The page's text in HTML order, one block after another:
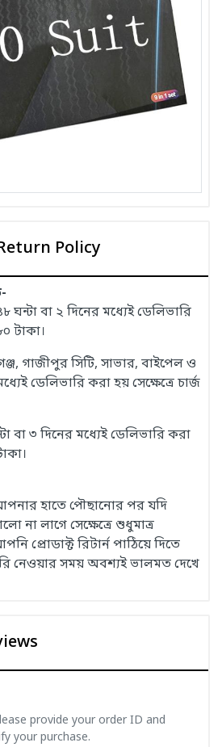
Policy
ঘন্টা বা ২ দিনের মধ্যেই ডেলিভারি
টাকা।
গাজীপুর সিটি, সাভার, বাইপেল ও
ডেলিভারি করা হয় সেক্ষেত্রে চার্জ
বা ৩ দিনের মধ্যেই ডেলিভারি করা
হাতে পৌছানোর পর যদি
না লাগে সেক্ষেত্রে শুধুমাত্র
প্রোডাক্ট রিটার্ন পাঠিয়ে দিতে
নেওয়ার সময় অবশ্যই ভালমত দেখে
provide your order ID and
your purchase.